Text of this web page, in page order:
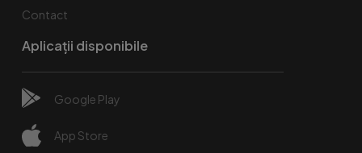
Contact
Aplicații disponibile
Google Play
App Store